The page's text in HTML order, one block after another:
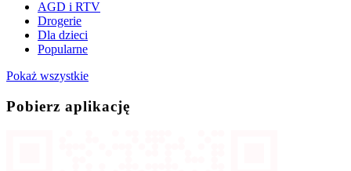
AGD i RTV
Drogerie
Dla dzieci
Popularne
Pokaż wszystkie
Pobierz aplikację